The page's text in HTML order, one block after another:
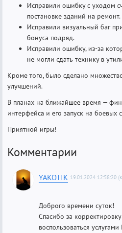
Исправили ошибку с уходом
постановке зданий на ремонт.
Исправили визуальный баг
бонуса подряд.
Исправили ошибку, из-за
не могли сдать технику в
Кроме того, было сделано
улучшений.
В планах на ближайшее время —
интерфейса и его запуск на боевых
Приятной игры!
Комментарии
YAKOTIK 19.01.2024 12:58:20
Доброго времени суток!
Спасибо за
воспользоваться